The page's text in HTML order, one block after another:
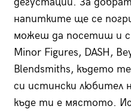
напитките ще се
можеш да посетиш и
Minor Figures, DASH,
Blendsmiths, където
си истински любител
къде ти е мястото.